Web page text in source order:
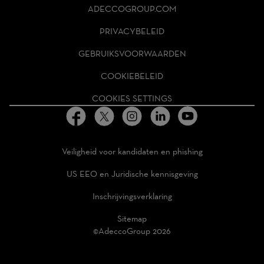
HOMEPAGE
ADECCOGROUP.COM
PRIVACYBELEID
GEBRUIKSVOORWAARDEN
COOKIEBELEID
COOKIES SETTINGS
Veiligheid voor kandidaten en phishing
US EEO en Juridische kennisgeving
Inschrijvingsverklaring
Sitemap
©AdeccoGroup 2026